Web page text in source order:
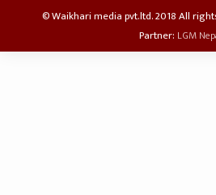
© Waikhari media pvt.ltd. 2018 All
Partner: LGM